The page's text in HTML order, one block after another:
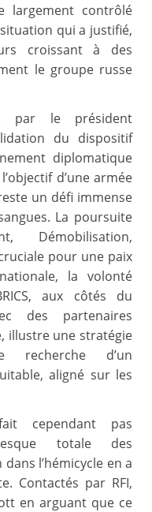
largement contrôlé
qui a justifié,
croissant à des
le groupe russe
par le président
du dispositif
diplomatique
d’une armée
un défi immense
La poursuite
Démobilisation,
pour une paix
la volonté
aux côtés du
des partenaires
illustre une stratégie
d’un
aligné sur les
cependant pas
totale des
l’hémicycle en a
Contactés par RFI,
en arguant que ce